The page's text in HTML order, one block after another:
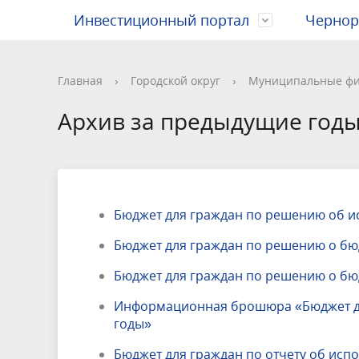
Новости и события городского округа
Глава города
Муниципальные финансы
Поселки городского округа
Коммунальное хозяйство Дороги
Экономика
Образование
Инвестиционный портал
Инвестиционный уполномоченный
и инвесторов
Экопромышленный парк
стандарт
Новости Афиши
Новости
Главная › Городской округ › Муниципальные
Архив за предыдущие годы
Бюджет для граждан по решению об
Бюджет для граждан по решению о
Бюджет для граждан по решению о
Информационная брошюра «Бюджет
годы»
Бюджет для граждан по отчету об